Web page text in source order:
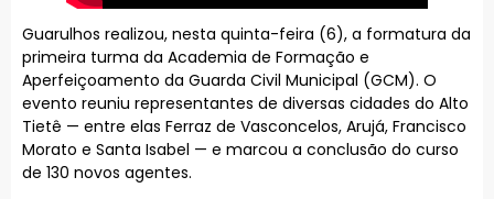
Guarulhos realizou, nesta quinta-feira (6), a formatura da
primeira turma da Academia de Formação e
Aperfeiçoamento da Guarda Civil Municipal (GCM). O
evento reuniu representantes de diversas cidades do Alto
Tietê — entre elas Ferraz de Vasconcelos, Arujá, Francisco
Morato e Santa Isabel — e marcou a conclusão do curso
de 130 novos agentes.